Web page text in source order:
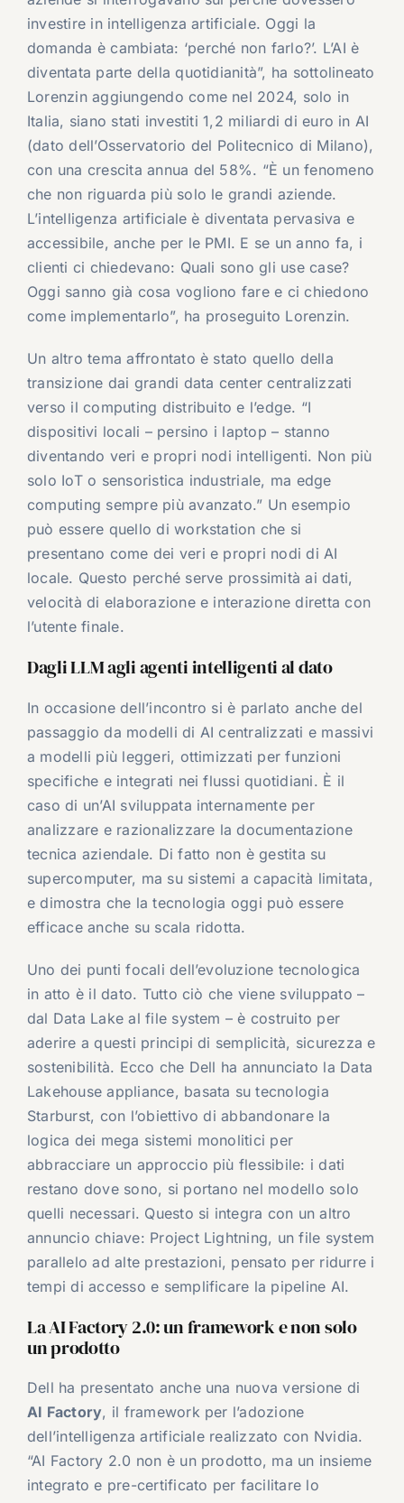
investire in intelligenza artificiale. Oggi la
domanda è cambiata: ‘perché non farlo?’. L’AI è
diventata parte della quotidianità”, ha sottolineato
Lorenzin aggiungendo come nel 2024, solo in
Italia, siano stati investiti 1,2 miliardi di euro in AI
(dato dell’Osservatorio del Politecnico di Milano),
con una crescita annua del 58%. “È un fenomeno
che non riguarda più solo le grandi aziende.
L’intelligenza artificiale è diventata pervasiva e
accessibile, anche per le PMI. E se un anno fa, i
clienti ci chiedevano: Quali sono gli use case?
Oggi sanno già cosa vogliono fare e ci chiedono
come implementarlo”, ha proseguito Lorenzin.
Un altro tema affrontato è stato quello della
transizione dai grandi data center centralizzati
verso il computing distribuito e l’edge. “I
dispositivi locali – persino i laptop – stanno
diventando veri e propri nodi intelligenti. Non più
solo IoT o sensoristica industriale, ma edge
computing sempre più avanzato.” Un esempio
può essere quello di workstation che si
presentano come dei veri e propri nodi di AI
locale. Questo perché serve prossimità ai dati,
velocità di elaborazione e interazione diretta con
l’utente finale.
Dagli LLM agli agenti intelligenti al dato
In occasione dell’incontro si è parlato anche del
passaggio da modelli di AI centralizzati e massivi
a modelli più leggeri, ottimizzati per funzioni
specifiche e integrati nei flussi quotidiani. È il
caso di un’AI sviluppata internamente per
analizzare e razionalizzare la documentazione
tecnica aziendale. Di fatto non è gestita su
supercomputer, ma su sistemi a capacità limitata,
e dimostra che la tecnologia oggi può essere
efficace anche su scala ridotta.
Uno dei punti focali dell’evoluzione tecnologica
in atto è il dato. Tutto ciò che viene sviluppato –
dal Data Lake al file system – è costruito per
aderire a questi principi di semplicità, sicurezza e
sostenibilità. Ecco che Dell ha annunciato la Data
Lakehouse appliance, basata su tecnologia
Starburst, con l’obiettivo di abbandonare la
logica dei mega sistemi monolitici per
abbracciare un approccio più flessibile: i dati
restano dove sono, si portano nel modello solo
quelli necessari. Questo si integra con un altro
annuncio chiave: Project Lightning, un file system
parallelo ad alte prestazioni, pensato per ridurre i
tempi di accesso e semplificare la pipeline AI.
La AI Factory 2.0: un framework e non solo
un prodotto
Dell ha presentato anche una nuova versione di
AI Factory, il framework per l’adozione
dell’intelligenza artificiale realizzato con Nvidia.
“AI Factory 2.0 non è un prodotto, ma un insieme
integrato e pre-certificato per facilitare lo